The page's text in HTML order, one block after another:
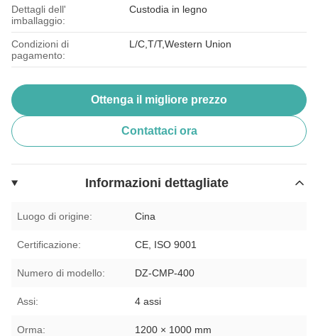
Dettagli dell'
imballaggio:
Custodia in legno
Condizioni di
pagamento:
L/C,T/T,Western Union
Ottenga il migliore prezzo
Contattaci ora
Informazioni dettagliate
Luogo di origine: Cina
Certificazione: CE, ISO 9001
Numero di modello: DZ-CMP-400
Assi: 4 assi
Orma: 1200 × 1000 mm